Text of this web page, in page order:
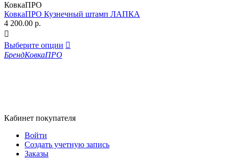
КовкаПРО
КовкаПРО Кузнечный штамп ЛАПКА
4 200.00 р.

Выберите опции 
БрендКовкаПРО
Кабинет покупателя
Войти
Создать учетную запись
Заказы